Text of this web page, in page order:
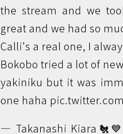
the stream and we
great and we had so
Calli's a real one, I
Bokobo tried a lot of
yakiniku but it was
one haha
— Takanashi